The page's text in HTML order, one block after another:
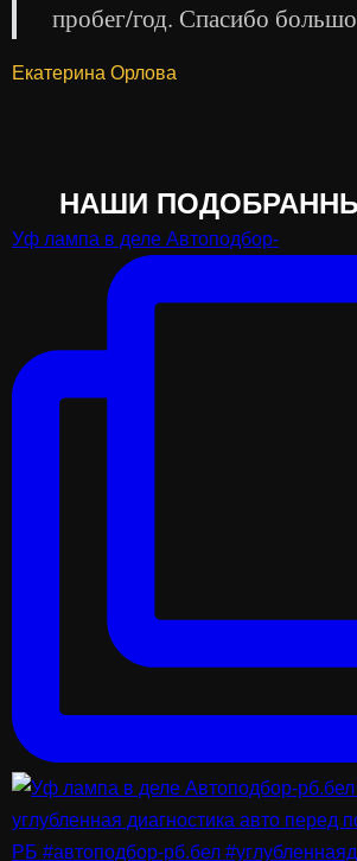
пробег/год. Спасибо
Екатерина Орлова
НАШИ
Уф лампа в деле Автоподбор-